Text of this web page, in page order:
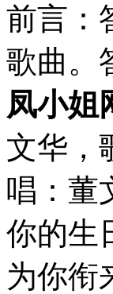
前言：
歌曲。
凤小姐
文华，
唱：董
你的生
为你衔